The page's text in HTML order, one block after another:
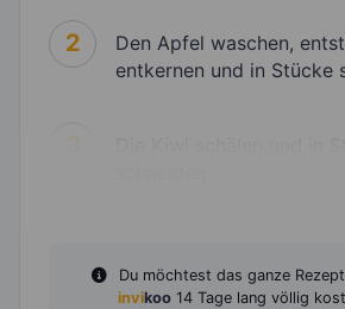
2
Den Apfel waschen,
entkernen und in Stücke
Du möchtest das ganze
invikoo 14 Tage lang völlig